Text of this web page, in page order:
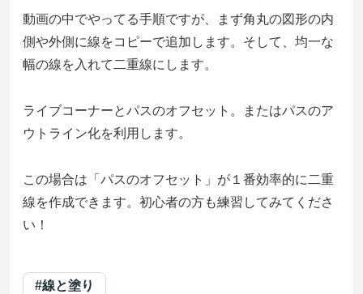
動画の中でやってる手順ですが、まず角丸の図形の内
側や外側に線をコピーで追加します。そして、均一な
幅の線を入れて二重線にします。
ライブコーナーとパスのオフセット。またはパスのア
ウトライン化を利用します。
この場合は「パスのオフセット」が１番効率的に二重
線を作成できます。初心者の方も練習してみてくださ
い！
#線と塗り